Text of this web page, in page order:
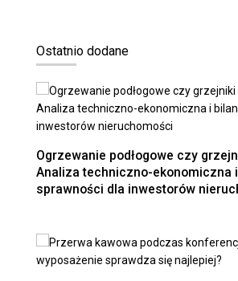
Ostatnio dodane
Ogrzewanie podłogowe czy
Analiza techniczno-ekonomiczna
sprawności dla inwestorów